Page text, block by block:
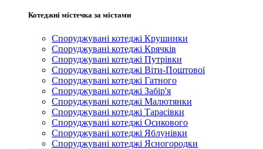
Котеджні містечка за містами
Споруджувані котеджі Крушинки
Споруджувані котеджі Крячків
Споруджувані котеджі Путрівки
Споруджувані котеджі Віти-Поштової
Споруджувані котеджі Гатного
Споруджувані котеджі Забір'я
Споруджувані котеджі Малютянки
Споруджувані котеджі Тарасівки
Споруджувані котеджі Осикового
Споруджувані котеджі Яблунівки
Споруджувані котеджі Ясногородки